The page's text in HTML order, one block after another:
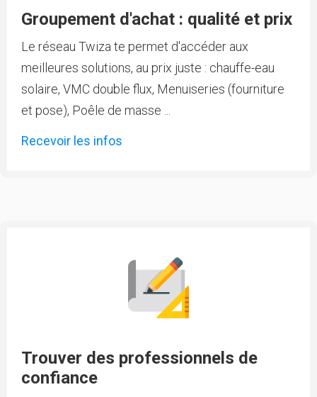
Groupement d'achat : qualité et prix
Le réseau Twiza te permet d'accéder aux
meilleures solutions, au prix juste : chauffe-eau
solaire, VMC double flux, Menuiseries (fourniture
et pose), Poêle de masse ...
Recevoir les infos
Trouver des professionnels de
confiance